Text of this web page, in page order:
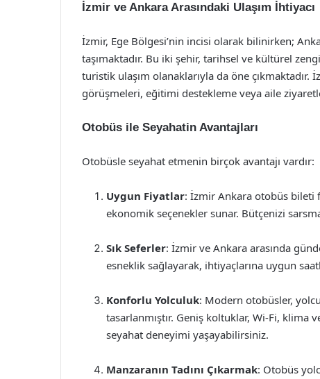
İzmir ve Ankara Arasındaki Ulaşım İhtiyacı
İzmir, Ege Bölgesi’nin incisi olarak bilinirken;
taşımaktadır. Bu iki şehir, tarihsel ve kültürel
turistik ulaşım olanaklarıyla da öne çıkmaktadır.
görüşmeleri, eğitimi destekleme veya aile
Otobüs ile Seyahatin Avantajları
Otobüsle seyahat etmenin birçok avantajı vardır:
Uygun Fiyatlar: İzmir Ankara otobüs bileti
ekonomik seçenekler sunar. Bütçenizi
Sık Seferler: İzmir ve Ankara arasında
esneklik sağlayarak, ihtiyaçlarına uygun
Konforlu Yolculuk: Modern otobüsler,
tasarlanmıştır. Geniş koltuklar, Wi-Fi,
seyahat deneyimi yaşayabilirsiniz.
Manzaranın Tadını Çıkarmak: Otobüs